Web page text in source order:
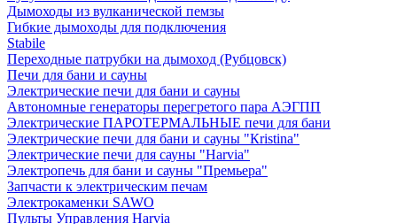
Дымоходы из вулканической пемзы
Гибкие дымоходы для подключения
Stabile
Переходные патрубки на дымоход (Рубцовск)
Печи для бани и сауны
Электрические печи для бани и сауны
Автономные генераторы перегретого пара АЭГПП
Электрические ПАРОТЕРМАЛЬНЫЕ печи для бани
Электрические печи для бани и сауны "Кristina"
Электрические печи для сауны "Harvia"
Электропечь для бани и сауны "Премьера"
Запчасти к электрическим печам
Электрокаменки SAWO
Пульты Управления Harvia